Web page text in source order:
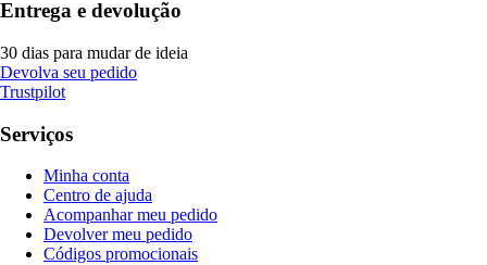
Entrega e devolução
30 dias para mudar de ideia
Devolva seu pedido
Trustpilot
Serviços
Minha conta
Centro de ajuda
Acompanhar meu pedido
Devolver meu pedido
Códigos promocionais